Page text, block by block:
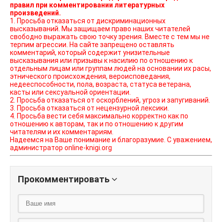
правил при комментировании литературных
произведений.
1. Просьба отказаться от дискриминационных
высказываний. Мы защищаем право наших читателей
свободно выражать свою точку зрения. Вместе с тем мы не
терпим агрессии. На сайте запрещено оставлять
комментарий, который содержит унизительные
высказывания или призывы к насилию по отношению к
отдельным лицам или группам людей на основании их расы,
этнического происхождения, вероисповедания,
недееспособности, пола, возраста, статуса ветерана,
касты или сексуальной ориентации.
2. Просьба отказаться от оскорблений, угроз и запугиваний.
3. Просьба отказаться от нецензурной лексики.
4. Просьба вести себя максимально корректно как по
отношению к авторам, так и по отношению к другим
читателям и их комментариям.
Надеемся на Ваше понимание и благоразумие. С уважением,
администратор online-knigi.org
Прокомментировать